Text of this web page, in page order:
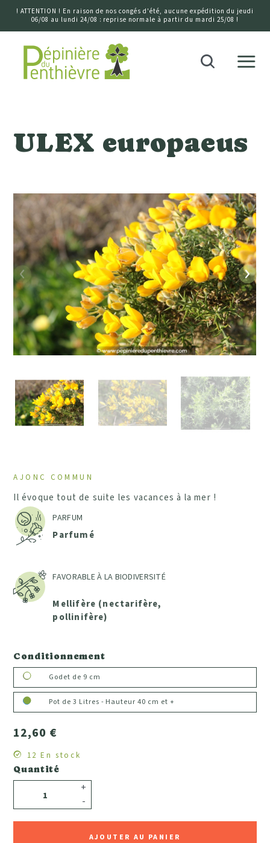
! ATTENTION ! En raison de nos congés d'été, aucune expédition du jeudi
06/08 au lundi 24/08 : reprise normale à partir du mardi 25/08 !
Accueil
Précédent
ULEX europaeus
AJONC COMMUN
Il évoque tout de suite les vacances à la mer !
PARFUM
Parfumé
FAVORABLE À LA BIODIVERSITÉ
Mellifère (nectarifère,
pollinifère)
Conditionnement
Godet de 9 cm
Pot de 3 Litres - Hauteur 40 cm et +
12,60 €
Quantité
-
+
AJOUTER AU PANIER
12 En stock